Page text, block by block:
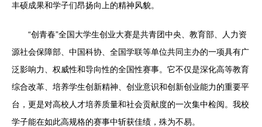
丰硕成果和学子们昂扬向上的精神风貌。
“创青春”全国大学生创业大赛是共青团中央、教育部、人力资
源社会保障部、中国科协、全国学联等单位共同主办的一项具有广
泛影响力、权威性和导向性的全国性赛事。它不仅是深化高等教育
综合改革、培养学生创新精神、创业意识和创新创业能力的重要平
台，更是对高校人才培养质量和社会贡献度的一次集中检阅。我校
学子能在如此高规格的赛事中斩获佳绩，殊为不易。